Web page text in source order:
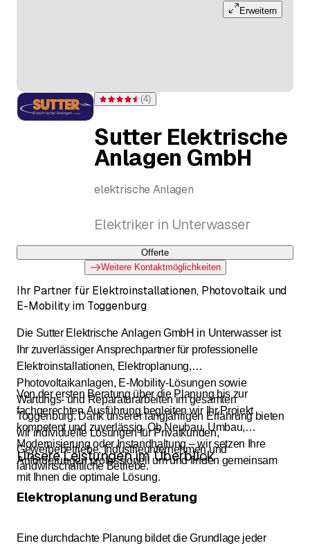
Erweitern
Bewertung 4,5 von 5 Sternen bei 4 Bewertungen
(4)
Sutter Elektrische
Anlagen GmbH
elektrische Anlagen
Elektriker in Unterwasser
Offerte
Weitere Kontaktmöglichkeiten
Ihr Partner für Elektroinstallationen, Photovoltaik und
E-Mobility im Toggenburg
Die Sutter Elektrische Anlagen GmbH in Unterwasser ist
Ihr zuverlässiger Ansprechpartner für professionelle
Elektroinstallationen, Elektroplanung,
Photovoltaikanlagen, E-Mobility-Lösungen sowie
Wartungs- und Reparaturarbeiten im gesamten
Toggenburg. Dank unserer langjährigen Erfahrung bieten
wir individuelle Lösungen für Privatkunden,
Gewerbebetriebe, Industrieunternehmen und
landwirtschaftliche Betriebe.
Von der ersten Beratung über die Planung bis zur
fachgerechten Ausführung begleiten wir Ihr Projekt
kompetent und zuverlässig. Ob Neubau, Umbau,
Modernisierung oder Instandhaltung – wir setzen Ihre
Anforderungen professionell um und finden gemeinsam
mit Ihnen die optimale Lösung.
Unsere Leistungen im Überblick
Elektroplanung und Beratung
Eine durchdachte Planung bildet die Grundlage jeder